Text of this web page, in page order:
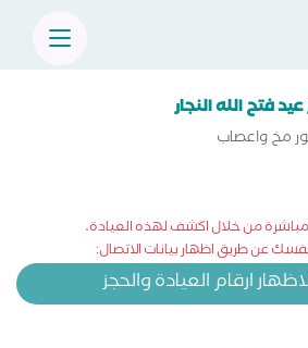
فتح الله النجار
مخ واعصاب
مباشرة من خلال اكشف لهذه العيادة،
عن طريق اظهار بيانات الاتصال:
ارقام العيادة والحجز